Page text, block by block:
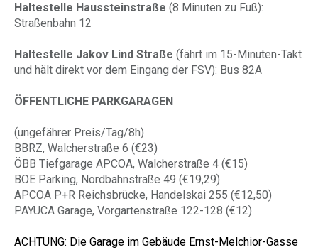
Haltestelle Haussteinstraße (8 Minuten zu Fuß):
Straßenbahn 12
Haltestelle Jakov Lind Straße (fährt im 15-Minuten-Takt
und hält direkt vor dem Eingang der FSV): Bus 82A
ÖFFENTLICHE PARKGARAGEN
(ungefährer Preis/Tag/8h)
BBRZ, Walcherstraße 6 (€23)
ÖBB Tiefgarage APCOA, Walcherstraße 4 (€15)
BOE Parking, Nordbahnstraße 49 (€19,29)
APCOA P+R Reichsbrücke, Handelskai 255 (€12,50)
PAYUCA Garage, Vorgartenstraße 122-128 (€12)
ACHTUNG: Die Garage im Gebäude Ernst-Melchior-Gasse